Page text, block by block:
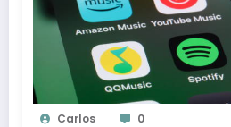
Carlos 0